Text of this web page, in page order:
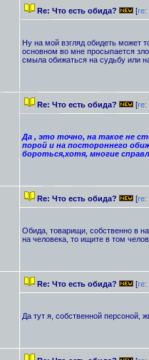
Re: Что есть обида? [re:
Ну на мой взгляд обидеть может
основном во мне просыпается
смыла обижаться на судьбу или
Re: Что есть обида? [re:
Да , это точно, на такое не
порой и на постороннего
бороться,хотя, многие
Re: Что есть обида? [re:
Обида, товарищи, собственно в
на человека, то ищите в том
Re: Что есть обида? [re:
Да тут я, собственной персоной,